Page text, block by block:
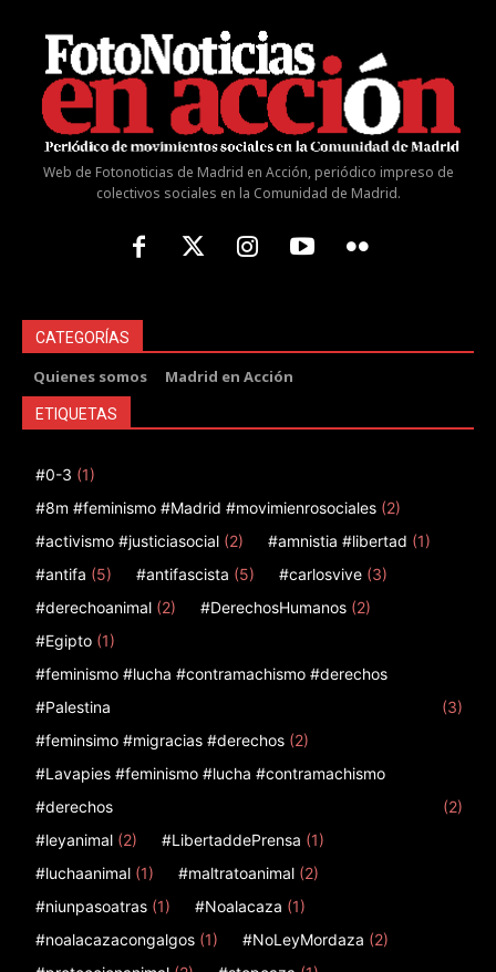
Web de Fotonoticias de Madrid en Acción, periódico impreso de
colectivos sociales en la Comunidad de Madrid.
CATEGORÍAS
Quienes somos Madrid en Acción
ETIQUETAS
#0-3 (1)
#8m #feminismo #Madrid #movimienrosociales (2)
#activismo #justiciasocial (2) #amnistia #libertad (1)
#antifa (5) #antifascista (5) #carlosvive (3)
#derechoanimal (2) #DerechosHumanos (2)
#Egipto (1)
#feminismo #lucha #contramachismo #derechos
#Palestina
(3)
#feminsimo #migracias #derechos (2)
#Lavapies #feminismo #lucha #contramachismo
#derechos
(2)
#leyanimal (2) #LibertaddePrensa (1)
#luchaanimal (1) #maltratoanimal (2)
#niunpasoatras (1) #Noalacaza (1)
#noalacazacongalgos (1) #NoLeyMordaza (2)